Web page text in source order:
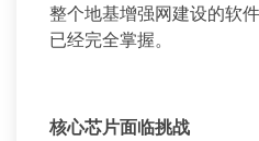
整个地基增强网建设的软
已经完全掌握。
核心芯片面临挑战